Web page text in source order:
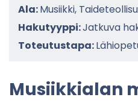
Ala:Musiikki,
Hakutyyppi:Jatkuva
Toteutustapa:
Musiik­kia­lan